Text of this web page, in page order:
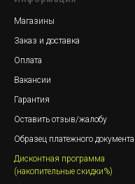
Магазины
Заказ и доставка
Оплата
Вакансии
Гарантия
Оставить отзыв/жалобу
Образец платежного документа
Дисконтная программа
(накопительные скидки%)